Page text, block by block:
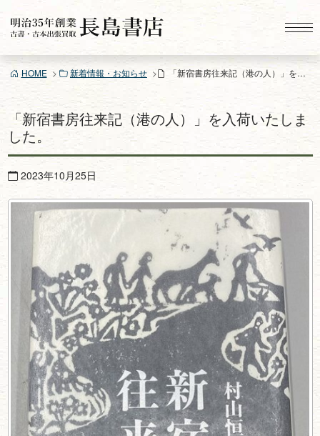
ン
ツ
ス
HOME 新着情報・お知らせ 「新宿書房往来記（港の人）」を入荷いたしました。
「新宿書房往来記（港の人）」を入荷いたしま
した。
2023年10月25日